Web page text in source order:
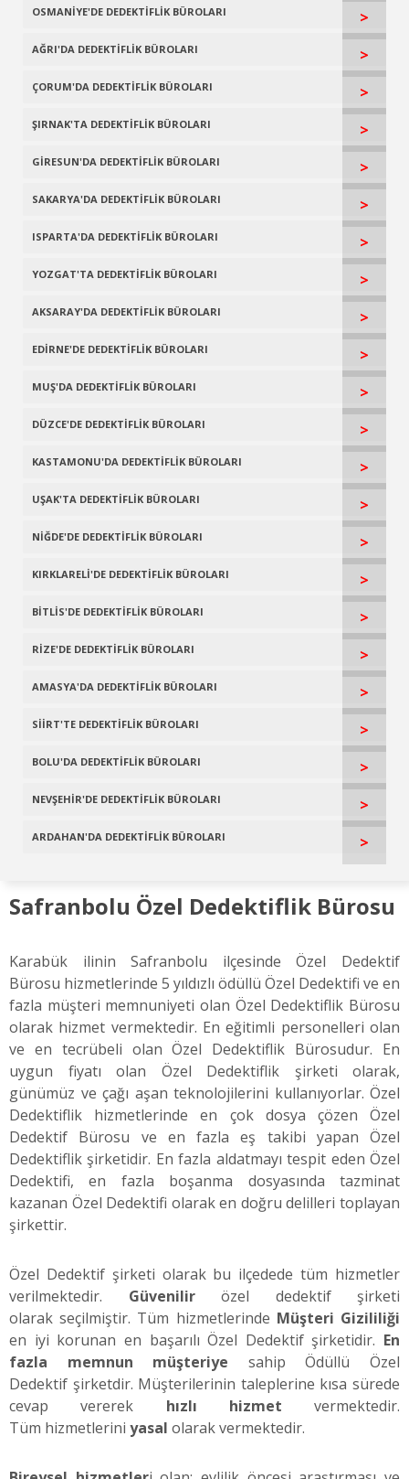
OSMANİYE'DE DEDEKTİFLİK BÜROLARI >
AĞRI'DA DEDEKTİFLİK BÜROLARI >
ÇORUM'DA DEDEKTİFLİK BÜROLARI >
ŞIRNAK'TA DEDEKTİFLİK BÜROLARI >
GİRESUN'DA DEDEKTİFLİK BÜROLARI >
SAKARYA'DA DEDEKTİFLİK BÜROLARI >
ISPARTA'DA DEDEKTİFLİK BÜROLARI >
YOZGAT'TA DEDEKTİFLİK BÜROLARI >
AKSARAY'DA DEDEKTİFLİK BÜROLARI >
EDİRNE'DE DEDEKTİFLİK BÜROLARI >
MUŞ'DA DEDEKTİFLİK BÜROLARI >
DÜZCE'DE DEDEKTİFLİK BÜROLARI >
KASTAMONU'DA DEDEKTİFLİK BÜROLARI >
UŞAK'TA DEDEKTİFLİK BÜROLARI >
NİĞDE'DE DEDEKTİFLİK BÜROLARI >
KIRKLARELİ'DE DEDEKTİFLİK BÜROLARI >
BİTLİS'DE DEDEKTİFLİK BÜROLARI >
RİZE'DE DEDEKTİFLİK BÜROLARI >
AMASYA'DA DEDEKTİFLİK BÜROLARI >
SİİRT'TE DEDEKTİFLİK BÜROLARI >
BOLU'DA DEDEKTİFLİK BÜROLARI >
NEVŞEHİR'DE DEDEKTİFLİK BÜROLARI >
ARDAHAN'DA DEDEKTİFLİK BÜROLARI >
Safranbolu Özel Dedektiflik Bürosu
Karabük ilinin Safranbolu ilçesinde Özel Dedektif
Bürosu hizmetlerinde 5 yıldızlı ödüllü Özel Dedektifi ve en
fazla müşteri memnuniyeti olan Özel Dedektiflik Bürosu
olarak hizmet vermektedir. En eğitimli personelleri olan
ve en tecrübeli olan Özel Dedektiflik Bürosudur. En
uygun fiyatı olan Özel Dedektiflik şirketi olarak,
günümüz ve çağı aşan teknolojilerini kullanıyorlar. Özel
Dedektiflik hizmetlerinde en çok dosya çözen Özel
Dedektif Bürosu ve en fazla eş takibi yapan Özel
Dedektiflik şirketidir. En fazla aldatmayı tespit eden Özel
Dedektifi, en fazla boşanma dosyasında tazminat
kazanan Özel Dedektifi olarak en doğru delilleri toplayan
şirkettir.
Özel Dedektif şirketi olarak bu ilçedede tüm hizmetler
verilmektedir. Güvenilirözel dedektif şirketi
olarak seçilmiştir. Tüm hizmetlerinde Müşteri Gizililiği
en iyi korunan en başarılı Özel Dedektif şirketidir. En
fazla memnun müşteriye sahip Ödüllü Özel
Dedektif şirketdir. Müşterilerinin taleplerine kısa sürede
cevap vererek hızlı hizmet vermektedir.
Tüm hizmetlerini yasal olarak vermektedir.